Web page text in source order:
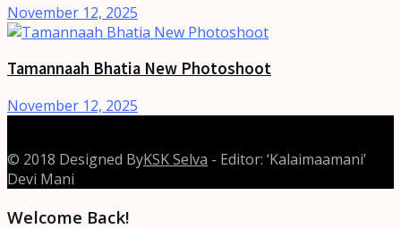
November 12, 2025
Tamannaah Bhatia New Photoshoot
November 12, 2025
© 2018 Designed ByKSK Selva - Editor: ‘Kalaimaamani’
Devi Mani
Welcome Back!